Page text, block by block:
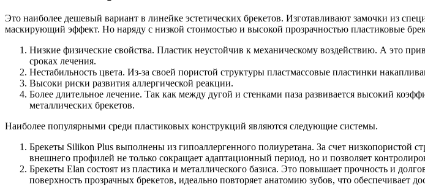
Это наиболее дешевый вариант в линейке эстетических брекетов. Изготавливают замочки из
маскирующий эффект. Но наряду с низкой стоимостью и высокой прозрачностью пластиковые
Низкие физические свойства. Пластик неустойчив к механическому воздействию. А это
сроках лечения.
Нестабильность цвета. Из-за своей пористой структуры пластмассовые пластинки
Высоки риски развития аллергической реакции.
Более длительное лечение. Так как между дугой и стенками паза развивается высокий
металлических брекетов.
Наиболее популярными среди пластиковых конструкций являются следующие системы.
Брекеты Silikon Plus выполнены из гипоаллергенного полиуретана. За счет низкопористой
внешнего профилей не только сокращает адаптационный период, но и позволяет
Брекеты Elan состоят из пластика и металлического базиса. Это повышает прочность и
поверхность прозрачных брекетов, идеально повторяет анатомию зубов, что обеспечивает